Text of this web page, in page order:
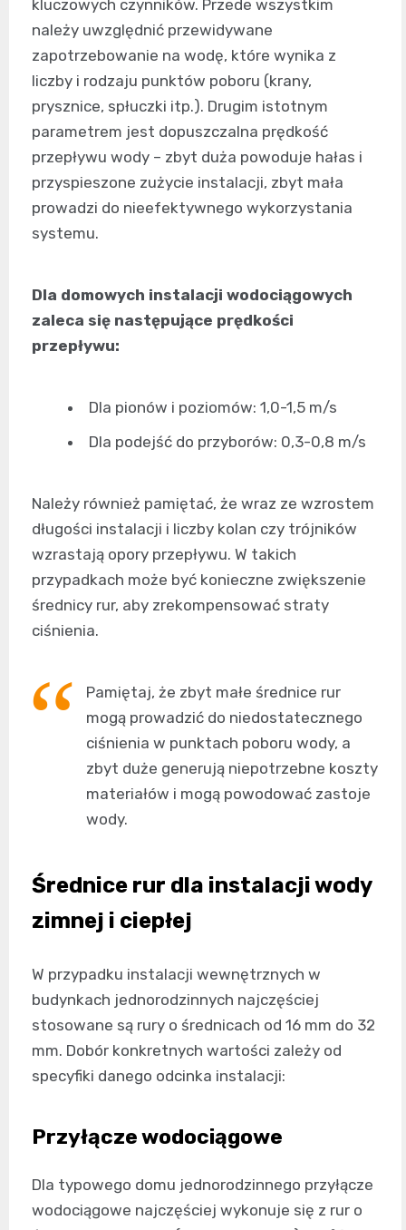
kluczowych czynników. Przede wszystkim
należy uwzględnić przewidywane
zapotrzebowanie na wodę, które wynika z
liczby i rodzaju punktów poboru (krany,
prysznice, spłuczki itp.). Drugim istotnym
parametrem jest dopuszczalna prędkość
przepływu wody – zbyt duża powoduje hałas i
przyspieszone zużycie instalacji, zbyt mała
prowadzi do nieefektywnego wykorzystania
systemu.
Dla domowych instalacji wodociągowych
zaleca się następujące prędkości
przepływu:
Dla pionów i poziomów: 1,0-1,5 m/s
Dla podejść do przyborów: 0,3-0,8 m/s
Należy również pamiętać, że wraz ze wzrostem
długości instalacji i liczby kolan czy trójników
wzrastają opory przepływu. W takich
przypadkach może być konieczne zwiększenie
średnicy rur, aby zrekompensować straty
ciśnienia.
Pamiętaj, że zbyt małe średnice rur
mogą prowadzić do niedostatecznego
ciśnienia w punktach poboru wody, a
zbyt duże generują niepotrzebne koszty
materiałów i mogą powodować zastoje
wody.
Średnice rur dla instalacji wody
zimnej i ciepłej
W przypadku instalacji wewnętrznych w
budynkach jednorodzinnych najczęściej
stosowane są rury o średnicach od 16 mm do 32
mm. Dobór konkretnych wartości zależy od
specyfiki danego odcinka instalacji:
Przyłącze wodociągowe
Dla typowego domu jednorodzinnego przyłącze
wodociągowe najczęściej wykonuje się z rur o